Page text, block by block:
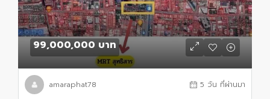
99,000,000 บาท
amaraphat78 5 วัน ที่ผ่านมา